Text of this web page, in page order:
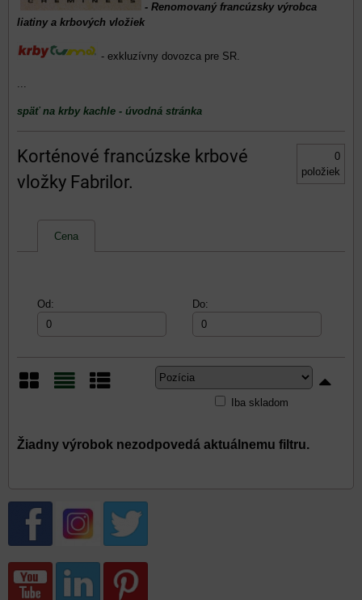
- Renomovaný francúzsky výrobca
liatiny a krbových vložiek
- exkluzívny dovozca pre SR.
späť na krby kachle - úvodná stránka
Korténové francúzske krbové
vložky Fabrilor.
0
položiek
Cena
Od: Do:
Iba skladom